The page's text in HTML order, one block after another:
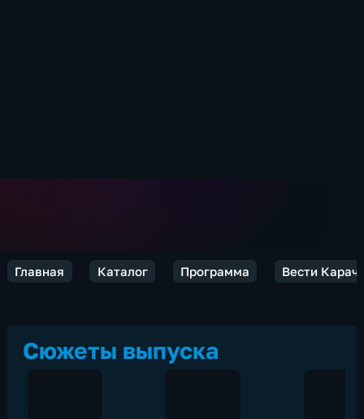
Главная Каталог Программа Вести
Сюжеты выпуска